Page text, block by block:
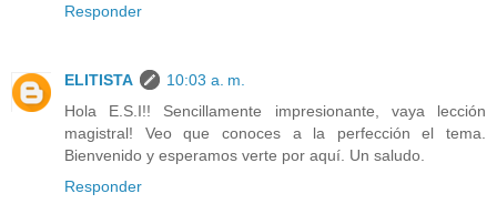
Responder
ELITISTA
10:03 a. m.
Hola E.S.I!! Sencillamente impresionante, vaya lección
magistral! Veo que conoces a la perfección el tema.
Bienvenido y esperamos verte por aquí. Un saludo.
Responder